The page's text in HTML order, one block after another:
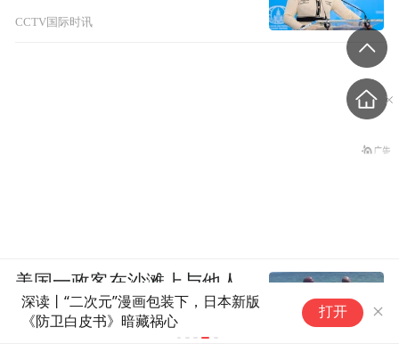
打开
CCTV国际时讯
美国一政客在沙滩上与他人
发生肢体冲突被一拳打晕，
视频疯传